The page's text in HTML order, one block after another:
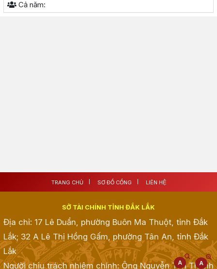
Cả năm:
TRANG CHỦ SƠ ĐỒ CỔNG LIÊN HỆ
SỞ TÀI CHÍNH TỈNH ĐẮK LẮK
Địa chỉ: 17 Lê Duẩn, phường Buôn Ma Thuột, tỉnh Đắk
Lắk; 32 A Lê Thị Hồng Gấm, phường Tân An, tỉnh Đắk
Lắk
Người chịu trách nhiệm chính: Ông Nguyễn Tấn Thành